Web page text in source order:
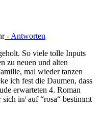
- Antworten
So viele tolle Inputs
zu neuen und alten
mal wieder tanzen
ich fest die Daumen, dass
erwarteten 4. Roman
in/ auf “rosa“ bestimmt